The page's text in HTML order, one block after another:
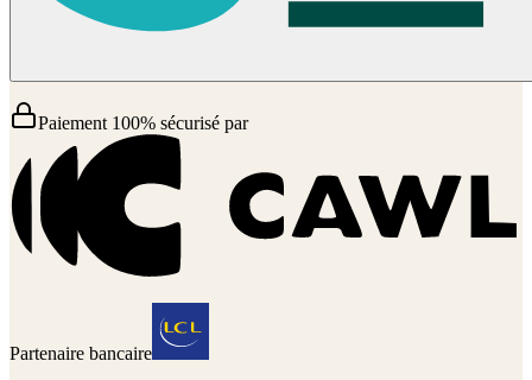
Paiement 100% sécurisé par
Partenaire bancaire